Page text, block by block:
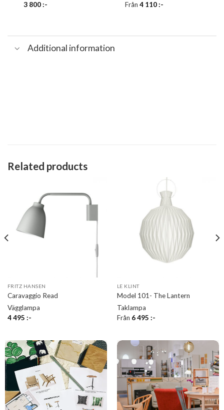
3 800:- Från4 110:-
Additional information
Related products
FRITZ HANSEN
Caravaggio Read
Vägglampa
4 495 :-
LE KLINT
Model 101- The Lantern
Taklampa
Från 6 495 :-